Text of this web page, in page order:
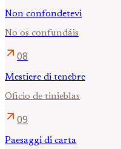
Non confondetevi
No os confundáis
arrow_outward 08
Mestiere di tenebre
Oficio de tinieblas
arrow_outward 09
Paesaggi di carta